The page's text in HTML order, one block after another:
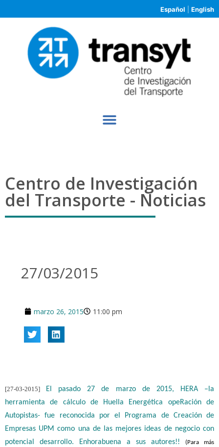
Español English
Centro de Investigación
del Transporte - Noticias
27/03/2015
marzo 26, 2015 11:00 pm
[27-03-2015] El pasado 27 de marzo de 2015, HERA –la
herramienta de cálculo de Huella Energética opeRación de
Autopistas- fue reconocida por el Programa de Creación de
Empresas UPM como una de las mejores ideas de negocio con
potencial desarrollo. Enhorabuena a sus autores!!
(Para más